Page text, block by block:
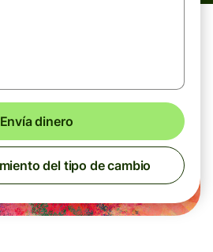
Envía dinero
del tipo de cambio